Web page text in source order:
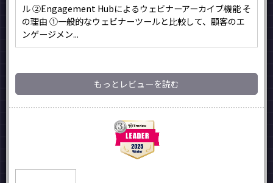
ル ②Engagement Hubによるウェビナーアーカイブ機能 そ
の理由 ①一般的なウェビナーツールと比較して、顧客のエ
ンゲージメン...
もっとレビューを読む